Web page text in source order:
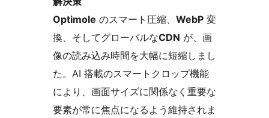
Optimole のスマート圧縮、 WebP 変
換、そしてグローバルなCDN が、画
像の読み込み時間を大幅に短縮しまし
た。AI 搭載のスマートクロップ機能
により、画面サイズに関係なく重要な
要素が常に焦点になるよう維持されま